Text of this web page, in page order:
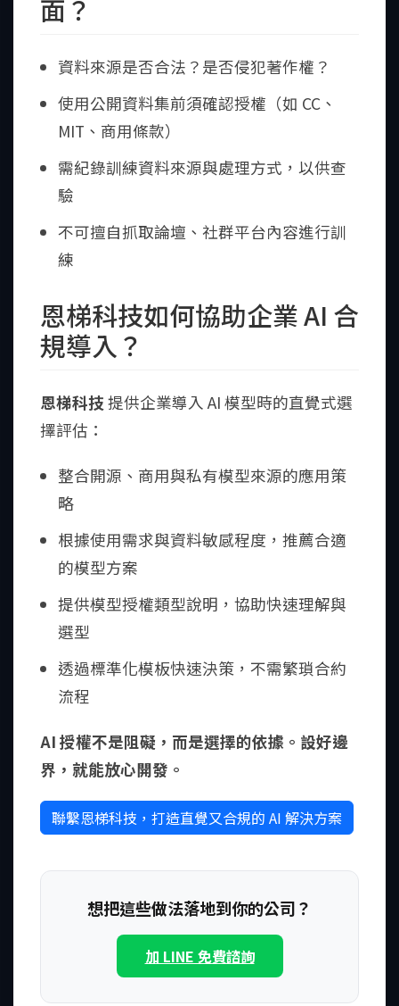
面？
資料來源是否合法？是否侵犯著作權？
使用公開資料集前須確認授權（如 CC、
MIT、商用條款）
需紀錄訓練資料來源與處理方式，以供查
驗
不可擅自抓取論壇、社群平台內容進行訓
練
恩梯科技如何協助企業 AI 合
規導入？
恩梯科技 提供企業導入 AI 模型時的直覺式選
擇評估：
整合開源、商用與私有模型來源的應用策
略
根據使用需求與資料敏感程度，推薦合適
的模型方案
提供模型授權類型說明，協助快速理解與
選型
透過標準化模板快速決策，不需繁瑣合約
流程
AI 授權不是阻礙，而是選擇的依據。設好邊
界，就能放心開發。
聯繫恩梯科技，打造直覺又合規的 AI 解決方案
想把這些做法落地到你的公司？
加 LINE 免費諮詢